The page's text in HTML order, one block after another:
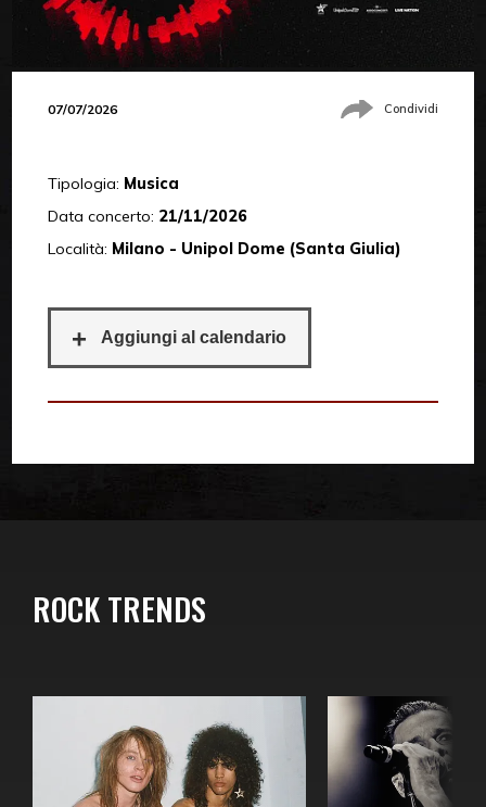
07/07/2026 Condividi
Tipologia: Musica
Data concerto: 21/11/2026
Località: Milano - Unipol Dome (Santa Giulia)
ROCK TRENDS